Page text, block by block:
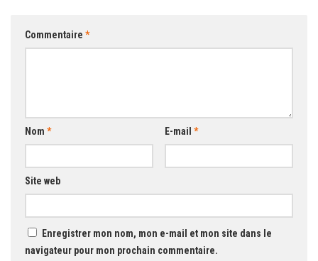
Commentaire *
Nom * E-mail *
Site web
Enregistrer mon nom, mon e-mail et mon site dans le
navigateur pour mon prochain commentaire.